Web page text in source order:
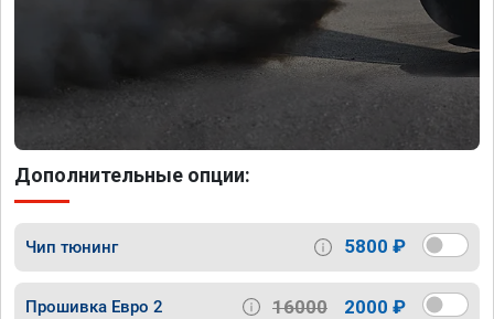
Дополнительные опции:
Чип тюнинг 5800 ₽
Прошивка Евро 2 16000 2000 ₽